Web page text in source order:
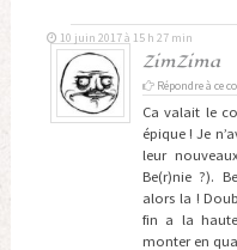
ZimZima
10 juin 2017 à 15 h 27 min
Répondre à ce
Ca valait le
épique ! Je
leur
Be(r)nie ?).
alors la !
fin a la
monter en